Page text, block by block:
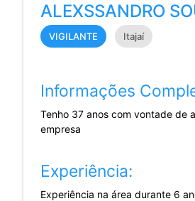
ALEXSSANDRO
VIGILANTE Itajaí
Informações
Tenho 37 anos com vontade de
empresa
Experiência:
Experiência na área durante 6